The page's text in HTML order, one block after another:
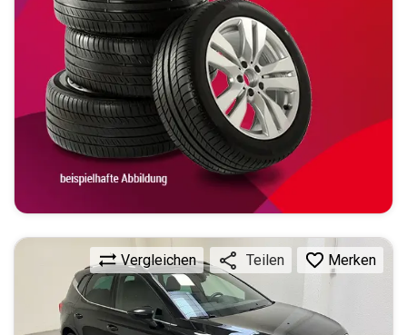
Vergleichen Teilen Merken